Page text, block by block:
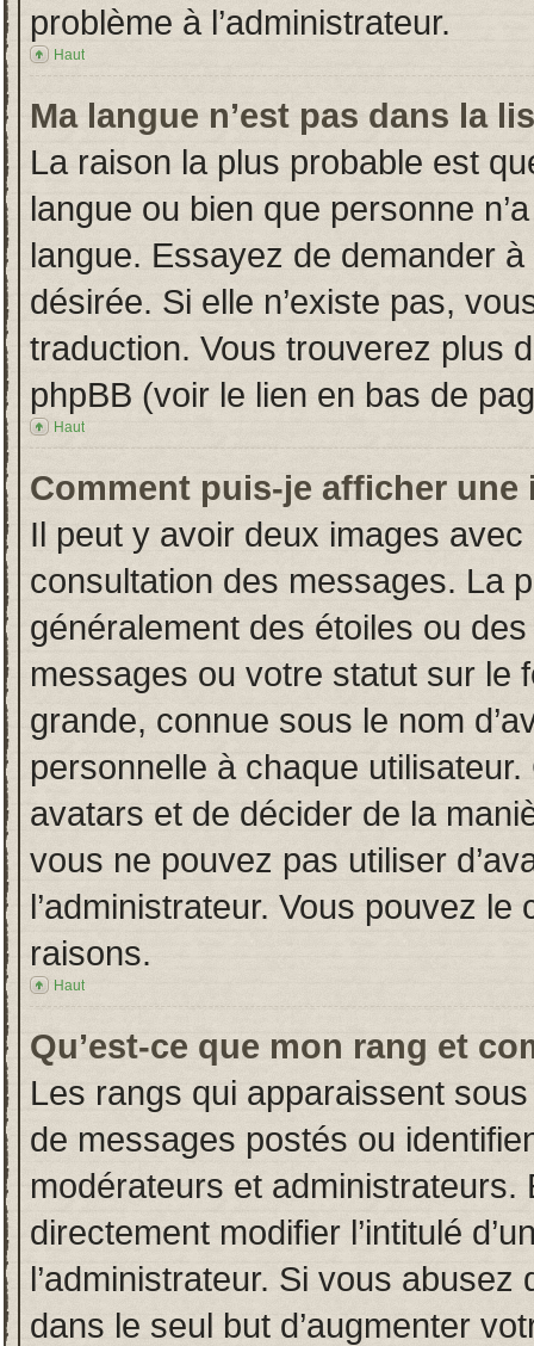
problème à l’administrateur.
Haut
Ma langue n’est pas dans la
La raison la plus probable est
langue ou bien que personne
langue. Essayez de demander à
désirée. Si elle n’existe pas,
traduction. Vous trouverez plus
phpBB (voir le lien en bas de
Haut
Comment puis-je afficher une
Il peut y avoir deux images
consultation des messages. La
généralement des étoiles ou
messages ou votre statut sur le
grande, connue sous le nom
personnelle à chaque utilisateur.
avatars et de décider de la
vous ne pouvez pas utiliser
l’administrateur. Vous pouvez
raisons.
Haut
Qu’est-ce que mon rang et
Les rangs qui apparaissent
de messages postés ou
modérateurs et
directement modifier l’intitulé
l’administrateur. Si vous
dans le seul but d’augmenter